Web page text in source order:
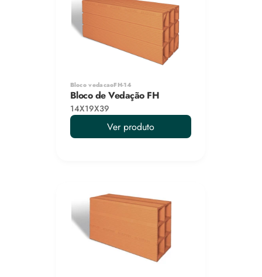
Bloco vedacaoFH-14
Bloco de Vedação FH
14X19X39
Ver produto